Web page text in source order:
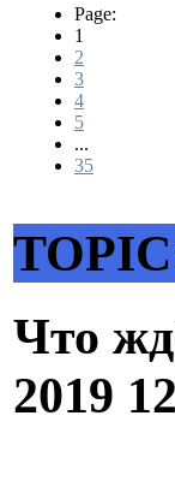
Page:
1
2
3
4
5
...
35
Что
2019